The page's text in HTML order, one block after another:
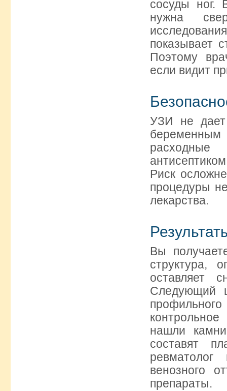
сосуды ног.
нужна
показывает
Поэтому
если видит
УЗИ не дает
расходные
Риск
процедуры
лекарства.
Вы
структура,
оставляет
Следующий
нашли
составят
венозного
препараты.